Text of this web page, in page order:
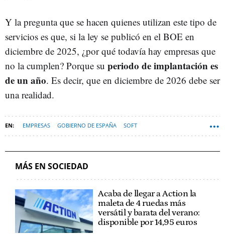
Y la pregunta que se hacen quienes utilizan este tipo de
servicios es que, si la ley se publicó en el BOE en
diciembre de 2025, ¿por qué todavía hay empresas que
no la cumplen? Porque su periodo de implantación es
de un año. Es decir, que en diciembre de 2026 debe ser
una realidad.
EMPRESAS GOBIERNO DE ESPAÑA SOFT
MÁS EN SOCIEDAD
Acaba de llegar a Action la
maleta de 4 ruedas más
versátil y barata del verano:
disponible por 14,95 euros